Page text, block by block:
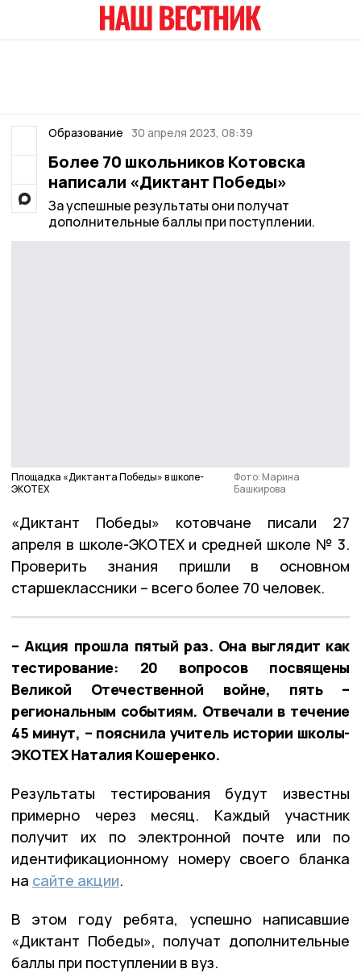
Образование 30 апреля 2023, 08:39
Более 70 школьников Котовска
написали «Диктант Победы»
За успешные результаты они получат
дополнительные баллы при поступлении.
Площадка «Диктанта Победы» в школе-
ЭКОТЕХ
Фото: Марина
Башкирова
«Диктант Победы» котовчане писали 27
апреля в школе-ЭКОТЕХ и средней школе № 3.
Проверить знания пришли в основном
старшеклассники – всего более 70 человек.
– Акция прошла пятый раз. Она выглядит как
тестирование: 20 вопросов посвящены
Великой Отечественной войне, пять –
региональным событиям. Отвечали в течение
45 минут, – пояснила учитель истории школы-
ЭКОТЕХ Наталия Кошеренко.
Результаты тестирования будут известны
примерно через месяц. Каждый участник
получит их по электронной почте или по
идентификационному номеру своего бланка
на сайте акции.
В этом году ребята, успешно написавшие
«Диктант Победы», получат дополнительные
баллы при поступлении в вуз.